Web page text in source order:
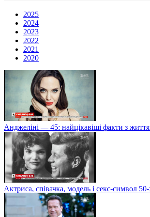
2025
2024
2023
2022
2021
2020
Анджеліні — 45: найцікавіші факти з
Актриса, співачка, модель і секс-символ